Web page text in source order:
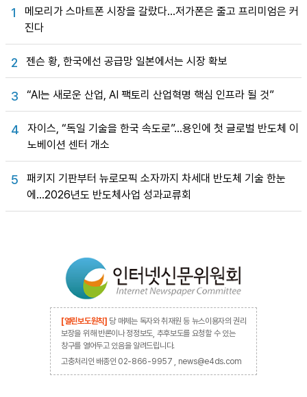
1
메모리가 스마트폰 시장을 갈랐다…저가폰은 줄고 프리미엄은 커
진다
2 젠슨 황, 한국에선 공급망 일본에서는 시장 확보
3 “AI는 새로운 산업, AI 팩토리 산업혁명 핵심 인프라 될 것”
4
자이스, “독일 기술을 한국 속도로”…용인에 첫 글로벌 반도체 이
노베이션 센터 개소
5
패키지 기판부터 뉴로모픽 소자까지 차세대 반도체 기술 한눈
에…2026년도 반도체사업 성과교류회
[열린보도원칙] 당 매체는 독자와 취재원 등 뉴스이용자의 권리
보장을 위해 반론이나 정정보도, 추후보도를 요청할 수 있는
창구를 열어두고 있음을 알려드립니다.
고충처리인 배종인 02-866-9957 , news@e4ds.com